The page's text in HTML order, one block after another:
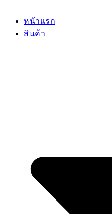
หน้าแรก
สินค้า